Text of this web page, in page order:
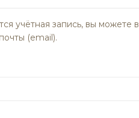
учётная запись, вы можете
(email).